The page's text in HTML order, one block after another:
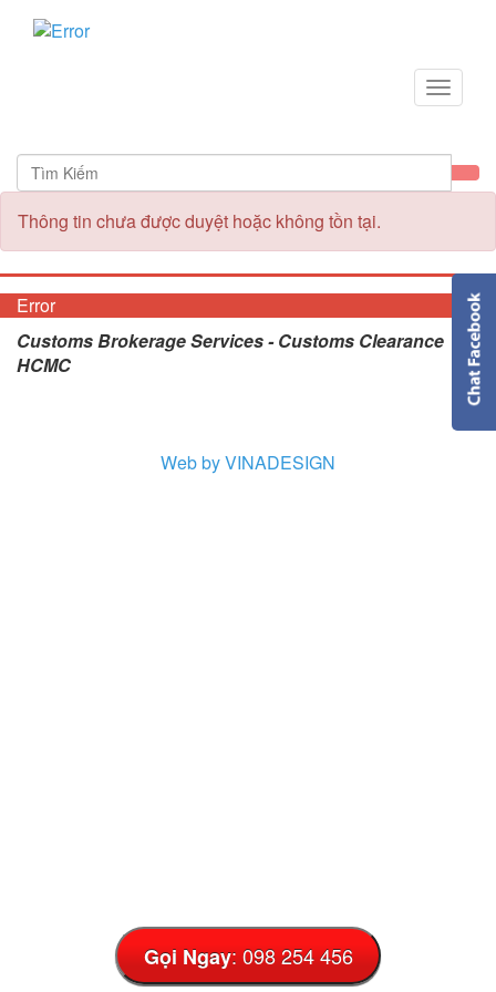
Toggle
Thông tin chưa được duyệt hoặc không tồn tại.
Error
Customs Brokerage Services - Customs Clearance
HCMC
Gọi Ngay: 098 254 456
Web by VINADESIGN